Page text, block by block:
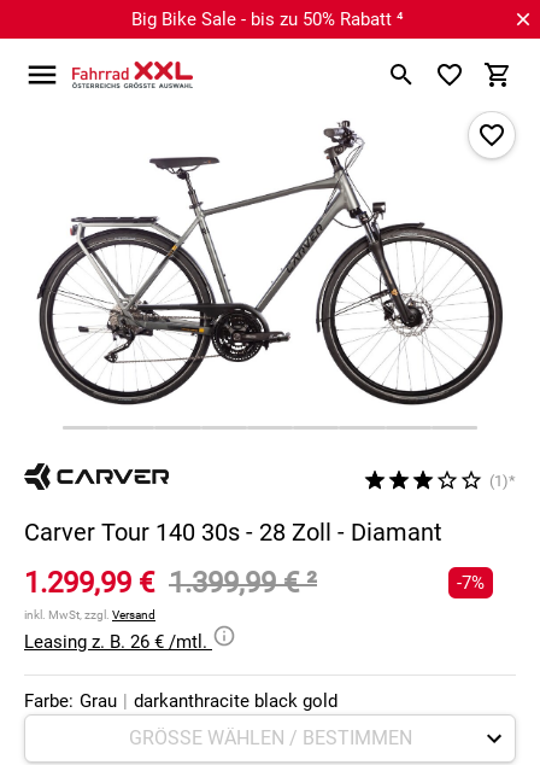
Big Bike Sale - bis zu 50% Rabatt ⁴
(1)*
Carver Tour 140 30s - 28 Zoll - Diamant
1.299,99 € 1.399,99 €²
inkl. MwSt, zzgl. Versand
-7%
Leasing z. B. 26 € /mtl.
Farbe: Grau | darkanthracite black gold